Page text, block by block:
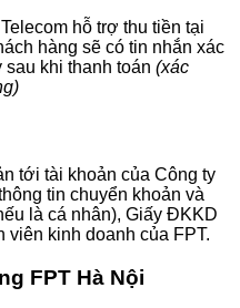
hỗ trợ thu tiền tại
hàng sẽ có tin nhắn xác
khi thanh toán (xác
tới tài khoản của Công ty
tin chuyển khoản và
là cá nhân), Giấy ĐKKD
viên kinh doanh của FPT.
FPT Hà Nội